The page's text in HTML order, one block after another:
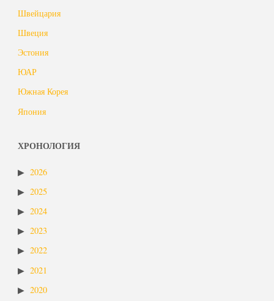
Швейцария
Швеция
Эстония
ЮАР
Южная Корея
Япония
ХРОНОЛОГИЯ
2026
2025
2024
2023
2022
2021
2020